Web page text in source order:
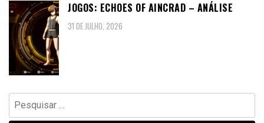
JOGOS: ECHOES OF AINCRAD – ANÁLISE
31 DE JULHO, 2026
Pesquisar
por: